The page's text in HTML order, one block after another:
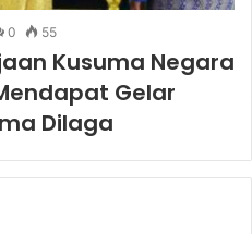
0 55
Kusuma Negara
Gelar
Dilaga